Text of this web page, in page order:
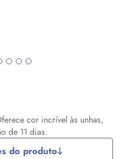
cor incrível às unhas,
de 11 dias.
do produto